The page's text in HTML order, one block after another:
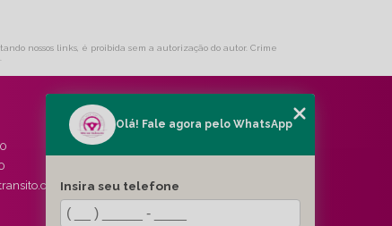
nossos links, é proibida sem a autorização do autor. Crime
.
MENU
SERVIÇOS
Olá! Fale agora pelo WhatsApp
Insira seu telefone